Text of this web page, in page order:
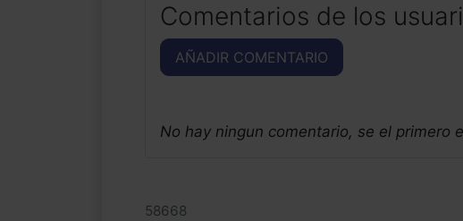
Comentarios de los
AÑADIR COMENTARIO
No hay ningun comentario, se el primero
58668